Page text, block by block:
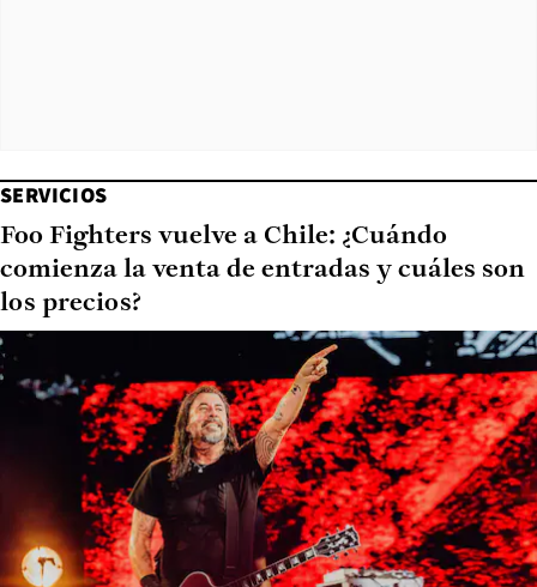
SERVICIOS
Foo Fighters vuelve a Chile: ¿Cuándo
comienza la venta de entradas y cuáles son
los precios?